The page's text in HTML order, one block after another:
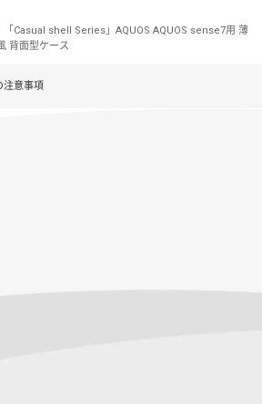
｜「Casual shell Series」AQUOS AQUOS sense7用 薄
背面型ケース
注意事項